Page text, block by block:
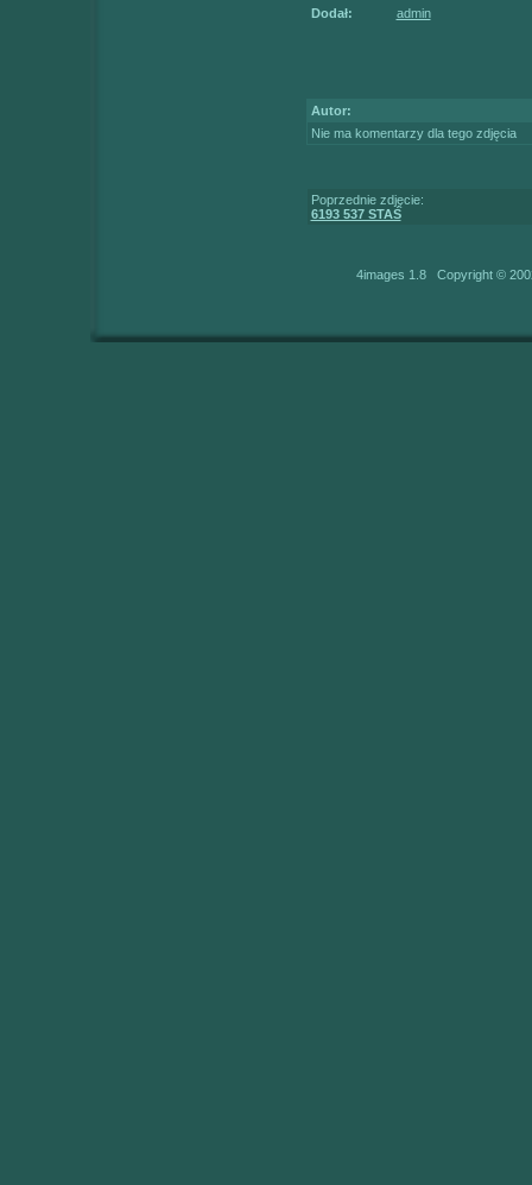
Dodał: admin
Autor:
Nie ma komentarzy dla tego zdjęcia
Poprzednie zdjęcie:
6193 537 STAŚ
4images 1.8 Copyright ©